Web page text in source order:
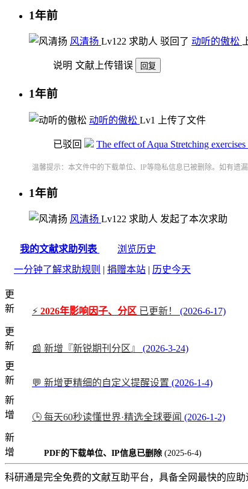
1年前
风清扬 Lv122 求助人 驳回了 动听的傲松
说明 文献上传错误 回复
1年前
动听的傲松 Lv1 上传了文件
已驳回 The effect of Aqua Stretching
温馨提示：本文件中的下载单位、IP等隐私信息已被删除。如有遗
1年前
风清扬 Lv122 求助人 发起了本次求助
我的文献求助列表
浏览历史
一分钟了解求助规则 | 捐赠本站 | 历史今天
更
新
⚡ 2026年影响因子、分区 已更新！
(2026-6-17)
更
新
📰 新增『新锐期刊分区』
(2026-3-24)
更
新
💬 新增更精细的自定义提醒设置 (2026-1-4)
新
增
🕒 每天60秒读懂世界·精选全球要闻 (2026-1-2)
新
增
PDF的下载单位、IP信息已删除 (2025-6-4)
科研通是完全免费的文献互助平台，具备全网最快的应